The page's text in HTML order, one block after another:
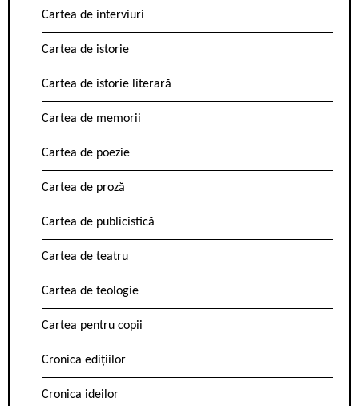
Cartea de interviuri
Cartea de istorie
Cartea de istorie literară
Cartea de memorii
Cartea de poezie
Cartea de proză
Cartea de publicistică
Cartea de teatru
Cartea de teologie
Cartea pentru copii
Cronica edițiilor
Cronica ideilor